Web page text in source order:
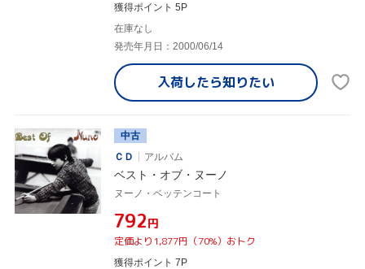
獲得ポイント 5P
在庫なし
発売年月日：2000/06/14
入荷したら知りたい
中古
ＣＤ
アルバム
ベスト・オブ・ヌーノ
ヌーノ・ベッテンコート
¥792円
定価より1,877円（70%）おトク
獲得ポイント 7P